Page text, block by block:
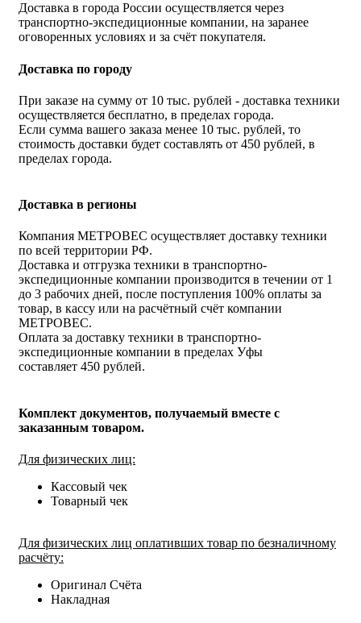
Доставка в города России осуществляется через
транспортно-экспедиционные компании, на заранее
оговоренных условиях и за счёт покупателя.
Доставка по городу
При заказе на сумму от 10 тыс. рублей - доставка техники
осуществляется бесплатно, в пределах города.
Если сумма вашего заказа менее 10 тыс. рублей, то
стоимость доставки будет составлять от 450 рублей, в
пределах города.
Доставка в регионы
Компания МЕТРОВЕС осуществляет доставку техники
по всей территории РФ.
Доставка и отгрузка техники в транспортно-
экспедиционные компании производится в течении от 1
до 3 рабочих дней, после поступления 100% оплаты за
товар, в кассу или на расчётный счёт компании
МЕТРОВЕС.
Оплата за доставку техники в транспортно-
экспедиционные компании в пределах Уфы
составляет 450 рублей.
Комплект документов, получаемый вместе с
заказанным товаром.
Для физических лиц:
Кассовый чек
Товарный чек
Для физических лиц оплативших товар по безналичному
расчёту:
Оригинал Счёта
Накладная